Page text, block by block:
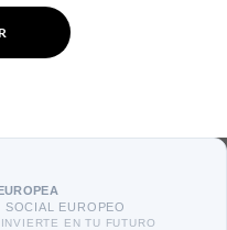
SOCIAL EUROPEO
EN TU FUTURO